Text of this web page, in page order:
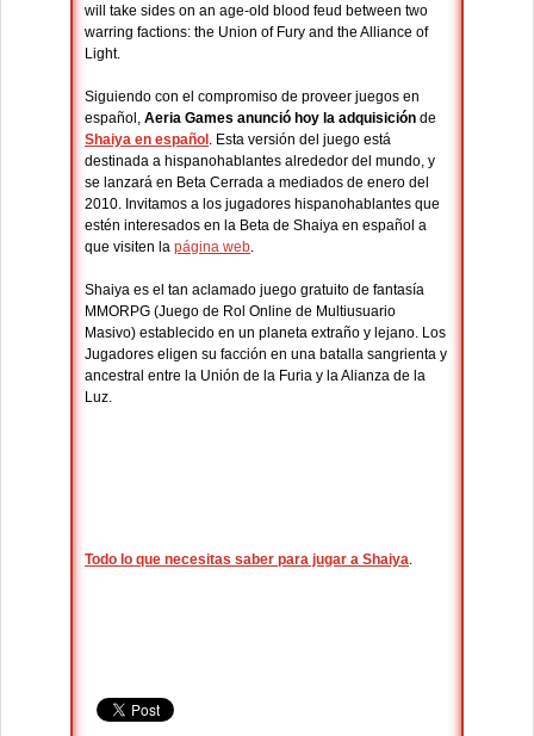
will take sides on an age-old blood feud between two
warring factions: the Union of Fury and the Alliance of
Light.
Siguiendo con el compromiso de proveer juegos en
español, Aeria Games anunció hoy la adquisición de
Shaiya en español . Esta versión del juego está
destinada a hispanohablantes alrededor del mundo, y
se lanzará en Beta Cerrada a mediados de enero del
2010. Invitamos a los jugadores hispanohablantes que
estén interesados en la Beta de Shaiya en español a
que visiten la página web.
Shaiya es el tan aclamado juego gratuito de fantasía
MMORPG (Juego de Rol Online de Multiusuario
Masivo) establecido en un planeta extraño y lejano. Los
Jugadores eligen su facción en una batalla sangrienta y
ancestral entre la Unión de la Furia y la Alianza de la
Luz.
Todo lo que necesitas saber para jugar a Shaiya.